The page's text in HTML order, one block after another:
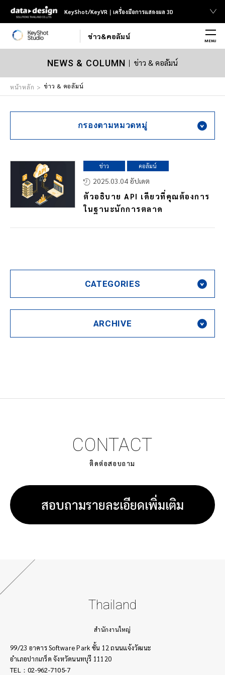
KeyShot/KeyVR｜เครื่องมือการแสดงผล 3D
ข่าว&คอลัมน์
MENU
NEWS & COLUMN ข่าว & คอลัมน์
หน้าหลัก ข่าว & คอลัมน์
กรองตามหมวดหมู่
ข่าว คอลัมน์
2025.03.04 อัปเดต
ตัวอธิบาย API เดียวที่คุณต้องการ
ในฐานะนักการตลาด
CATEGORIES
ARCHIVE
CONTACT
ติดต่อสอบถาม
สอบถามรายละเอียดเพิ่มเติม
Thailand
สำนักงานใหญ่
99/23 อาคาร Software Park ชั้น 12 ถนนเเจ้งวัฒนะ
อำเภอปากเกร็ด จังหวัดนนทบุรี 11120
TEL：02-962-7105-7